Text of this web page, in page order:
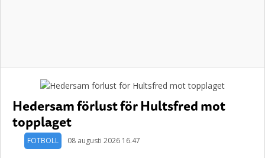
Hedersam förlust för Hultsfred mot
topplaget
FOTBOLL 08 augusti 2026 16.47